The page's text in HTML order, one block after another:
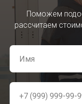
Поможем
рассчитаем